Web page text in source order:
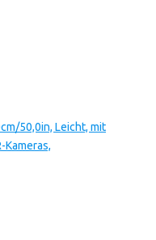
50,0in, Leicht, mit
Kameras,